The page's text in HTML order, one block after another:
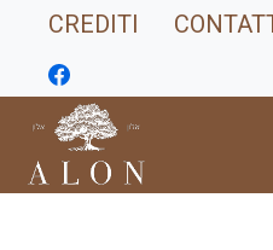
CREDITI